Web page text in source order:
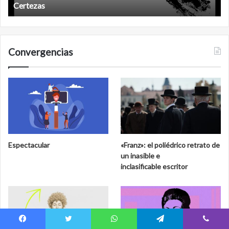
Años después
Convergencias
Espectacular
«Franz»: el poliédrico retrato de
un inasible e
inclasificable escritor